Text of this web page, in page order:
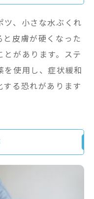
ツ、小さな水ぶくれ
皮膚が硬くなった
とがあります。ステ
を使用し、症状緩和
る恐れがあります